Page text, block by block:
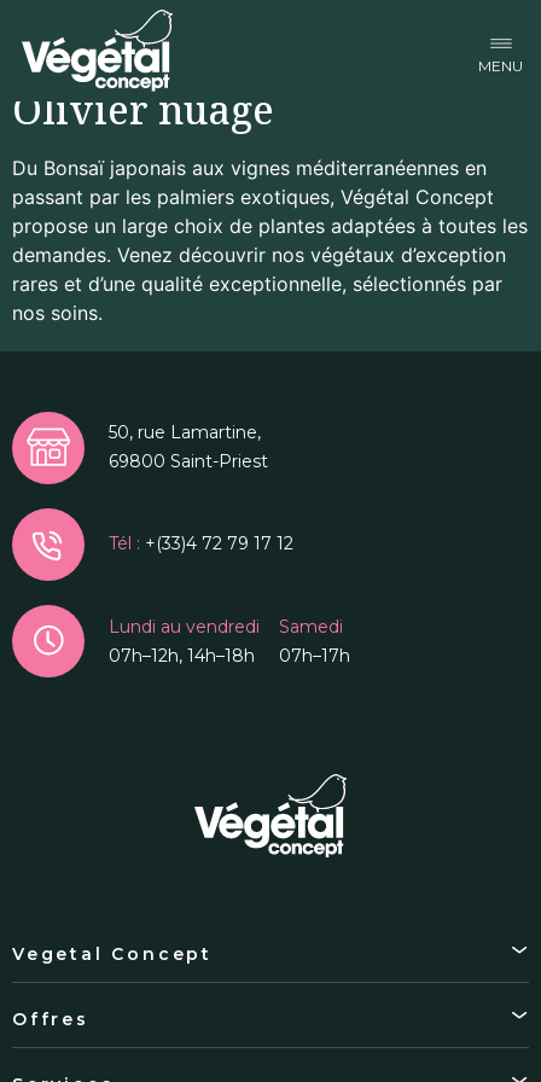
Olivier nuage
Du Bonsaï japonais aux vignes méditerranéennes en
passant par les palmiers exotiques, Végétal Concept
propose un large choix de plantes adaptées à toutes les
demandes. Venez découvrir nos végétaux d’exception
rares et d’une qualité exceptionnelle, sélectionnés par
nos soins.
50, rue Lamartine,
69800 Saint-Priest
Tél : +(33)4 72 79 17 12
Lundi au vendredi
07h–12h, 14h–18h
Samedi
07h–17h
Vegetal Concept
Offres